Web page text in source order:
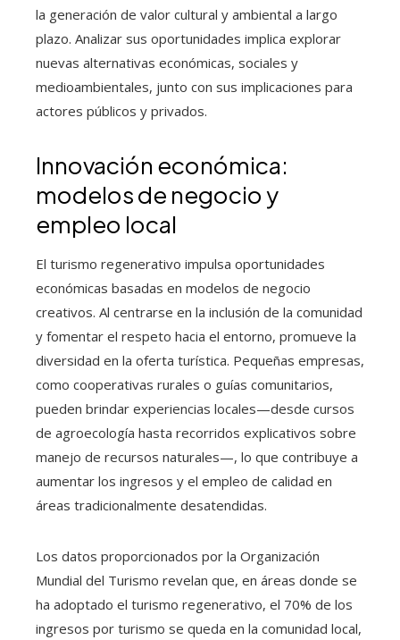
la generación de valor cultural y ambiental a largo
plazo. Analizar sus oportunidades implica explorar
nuevas alternativas económicas, sociales y
medioambientales, junto con sus implicaciones para
actores públicos y privados.
Innovación económica:
modelos de negocio y
empleo local
El turismo regenerativo impulsa oportunidades
económicas basadas en modelos de negocio
creativos. Al centrarse en la inclusión de la comunidad
y fomentar el respeto hacia el entorno, promueve la
diversidad en la oferta turística. Pequeñas empresas,
como cooperativas rurales o guías comunitarios,
pueden brindar experiencias locales—desde cursos
de agroecología hasta recorridos explicativos sobre
manejo de recursos naturales—, lo que contribuye a
aumentar los ingresos y el empleo de calidad en
áreas tradicionalmente desatendidas.
Los datos proporcionados por la Organización
Mundial del Turismo revelan que, en áreas donde se
ha adoptado el turismo regenerativo, el 70% de los
ingresos por turismo se queda en la comunidad local,